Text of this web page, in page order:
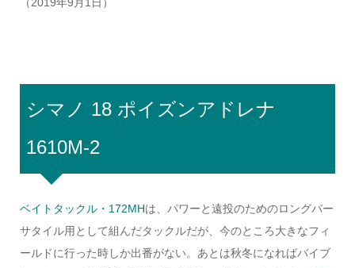
シマノ 18 ポイズンアドレナ
1610M-2
ベイトタックル・172MHは、パワーと遠投のためのロングバー
サタイル用として組んだタックルだが、今のところ大きなフィ
ールドに行った時しか出番がない。あとは秋冬になればバイブ